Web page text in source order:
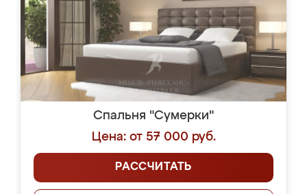
Спальня "Сумерки"
Цена: от 57 000 руб.
РАССЧИТАТЬ